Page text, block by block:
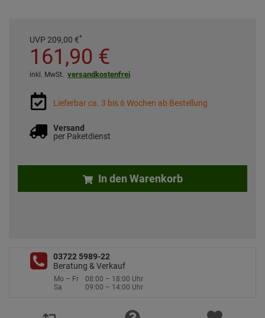
UVP 209,00 €*
161,90 €
inkl. MwSt. versandkostenfrei
Lieferbar ca. 3 bis 6 Wochen ab Bestellung
Versand
per Paketdienst
In den Warenkorb
03722 5989-22
Beratung & Verkauf
Mo – Fr
08:00 – 18:00 Uhr
Sa
09:00 – 14:00 Uhr